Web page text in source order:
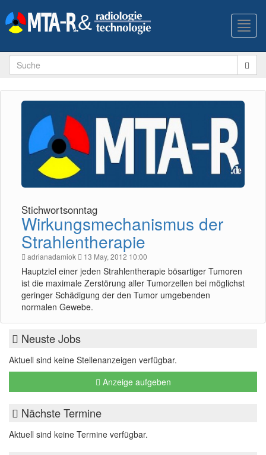
Stichwortsonntag
Wirkungsmechanismus der
Strahlentherapie
adrianadamiok 13 May, 2012 10:00
Hauptziel einer jeden Strahlentherapie bösartiger Tumoren
ist die maximale Zerstörung aller Tumorzellen bei möglichst
geringer Schädigung der den Tumor umgebenden
normalen Gewebe.
Neuste Jobs
Aktuell sind keine Stellenanzeigen verfügbar.
Anzeige aufgeben
Nächste Termine
Aktuell sind keine Termine verfügbar.